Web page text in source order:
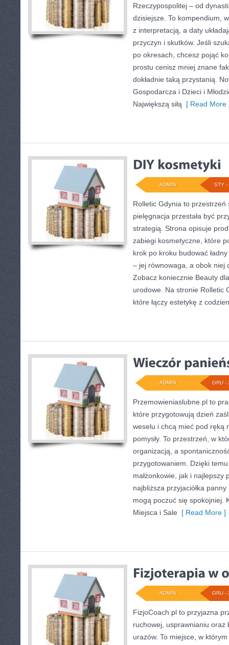
Rzeczypospolitej – od
dzisiejsze. To kompendium,
z interpretacją, a daty
przyczyn i skutków. Jeśli
po okresach, chcesz pojąć
prostu cenisz mniej znane
dokładnie taką przystanią.
Gospodarcza i Dzieci i
Największą siłą [ Read More
STY -
ADMIN
Rolletic Gdynia to
pielęgnacja przestała być
strategią. Strona opisuje
zabiegi kosmetyczne, które
krok po kroku budować
– jej równowaga, a obok niej
Zobacz koniecznie Beauty
urodowe. Na stronie Rolletic
które łączy estetykę z
GRU -
ADMIN
Przemowieniaslubne.pl to
które przygotowują dzień
weselu i chcą mieć pod ręką
pomysły. To przestrzeń, w
organizacją, a
przygotowaniem. Dzięki
małżonkowie, jak i najlepszy
najbliższa przyjaciółka
mogą poczuć się spokojniej.
Miejsca i Sale [ Read More ]
GRU -
ADMIN
FizjoCoach.pl to przyjazna
ruchowej, usprawnianiu oraz
urazów. To miejsce, w